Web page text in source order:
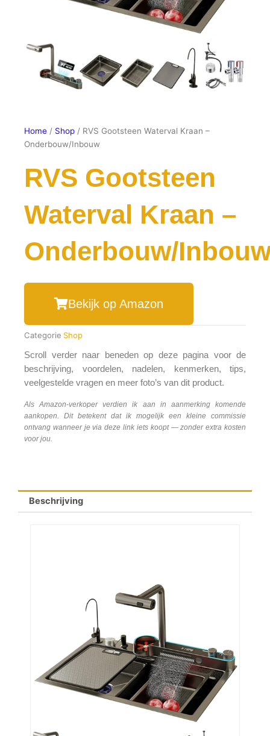
Home / Shop / RVS Gootsteen Waterval Kraan –
Onderbouw/Inbouw
RVS Gootsteen
Waterval Kraan –
Onderbouw/
Bekijk op Amazon
Categorie Shop
Scroll verder naar beneden op deze pagina voor de
beschrijving, voordelen, nadelen, kenmerken, tips,
veelgestelde vragen en meer foto’s van dit product.
Als Amazon-verkoper verdien ik aan in aanmerking komende
aankopen. Dit betekent dat ik mogelijk een kleine commissie
ontvang wanneer je via deze link iets koopt — zonder extra kosten
voor jou.
Beschrijving